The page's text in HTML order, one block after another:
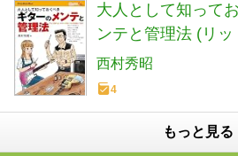
大人として知って
ンテと管理法 (リ
ムック) (Rittor
西村秀昭
4
もっと見る